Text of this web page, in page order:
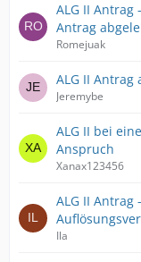
ALG II Antrag
Antrag
Romejuak
ALG II Antrag
Jeremybe
ALG II bei
Anspruch
Xanax123456
ALG II Antrag
Ila